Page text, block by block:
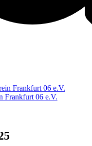
Frankfurt 06 e.V.